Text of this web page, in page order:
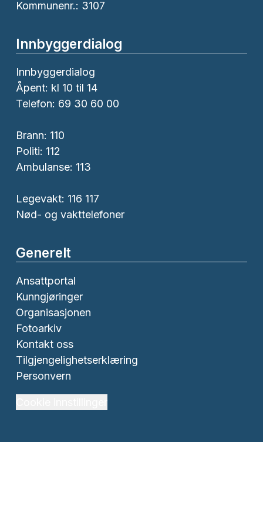
Kommunenr.: 3107
Innbyggerdialog
Innbyggerdialog
Åpent: kl 10 til 14
Telefon: 69 30 60 00
Brann: 110
Politi: 112
Ambulanse: 113
Legevakt: 116 117
Nød- og vakttelefoner
Generelt
Ansattportal
Kunngjøringer
Organisasjonen
Fotoarkiv
Kontakt oss
Tilgjengelighetserklæring
Personvern